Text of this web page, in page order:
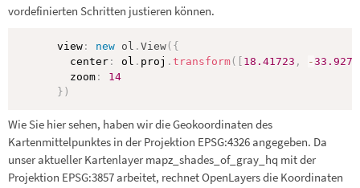
vordefinierten Schritten justieren können.
      view
: new ol . View( {
        center
: ol . proj . transform( 18.41723 , -
        zoom
:
14
} )
Wie Sie hier sehen, haben wir die Geokoordinaten des
Kartenmittelpunktes in der Projektion EPSG:4326 angegeben. Da
unser aktueller Kartenlayer mapz_shades_of_gray_hq mit der
Projektion EPSG:3857 arbeitet, rechnet OpenLayers die Koordinaten